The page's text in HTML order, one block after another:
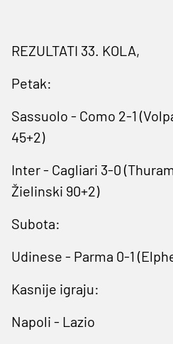
REZULTATI 33. KOLA,
Petak:
Sassuolo - Como 2-1
45+2)
Inter - Cagliari 3-0
Žielinski 90+2)
Subota:
Udinese - Parma 0-1
Kasnije igraju:
Napoli - Lazio